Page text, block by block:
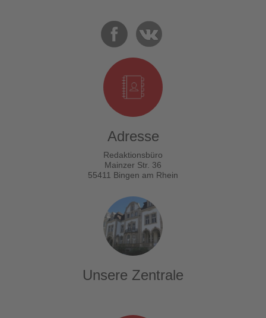
Adresse
Redaktionsbüro
Mainzer Str. 36
55411 Bingen am Rhein
Unsere Zentrale